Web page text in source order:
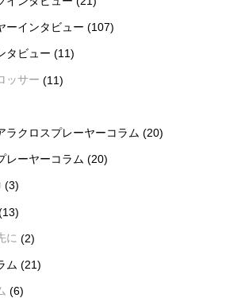
ーインタビュー (107)
タビュー (11)
ッサー (11)
ラクロスプレーヤーコラム (20)
レーヤーコラム (20)
(3)
に (2)
ム (21)
(6)